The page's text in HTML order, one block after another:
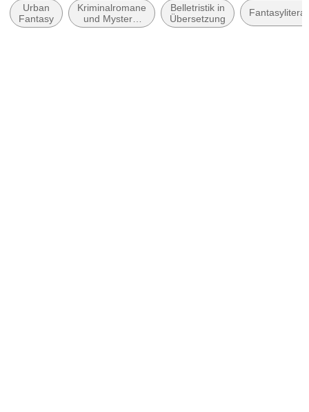
Übersetzung
Christine Blum
Urban
Fantasy
Kriminalromane
und Mystery:
Polizeiarbeit &
Belletristik in
Übersetzung